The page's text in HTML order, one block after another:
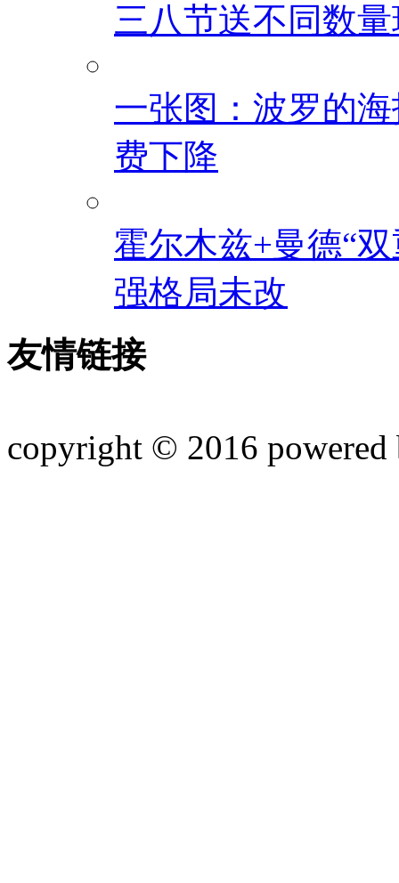
三八节送不同数
一张图：波罗的
费下降
霍尔木兹+曼德“
强格局未改
友情链接
copyright © 2016